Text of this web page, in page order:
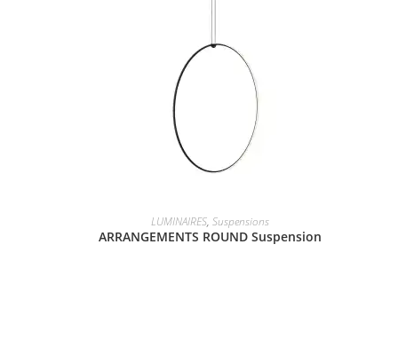
LUMINAIRES, Suspensions
ARRANGEMENTS ROUND Suspension